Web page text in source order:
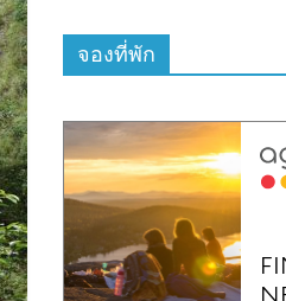
จองที่พัก